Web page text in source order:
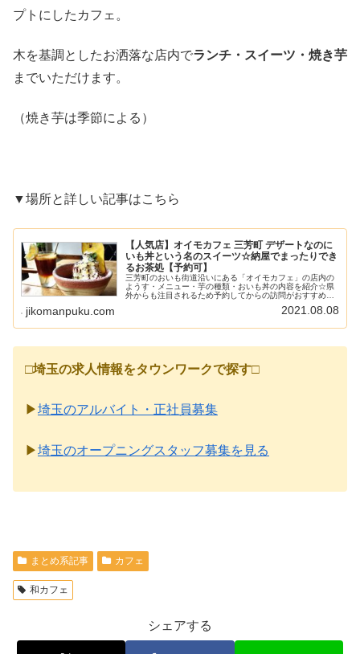
プトにしたカフェ。
木を基調としたお洒落な店内でランチ・スイーツ・焼き芋
までいただけます。
（焼き芋は季節による）
▼場所と詳しい記事はこちら
【人気店】オイモカフェ 三芳町 デザートなのに
いも丼という名のスイーツ☆納屋でまったりでき
るお茶処【予約可】
三芳町のおいも街道沿いにある「オイモカフェ」の店内の
ようす・メニュー・芋の種類・おいも丼の内容を紹介☆県
外からも注目されるため予約してからの訪問がおすすめの
jikomanpuku.com 2021.08.08
□埼玉の求人情報をタウンワークで探す□
▶埼玉のアルバイト・正社員募集
▶埼玉のオープニングスタッフ募集を見る
まとめ系記事 カフェ
和カフェ
シェアする